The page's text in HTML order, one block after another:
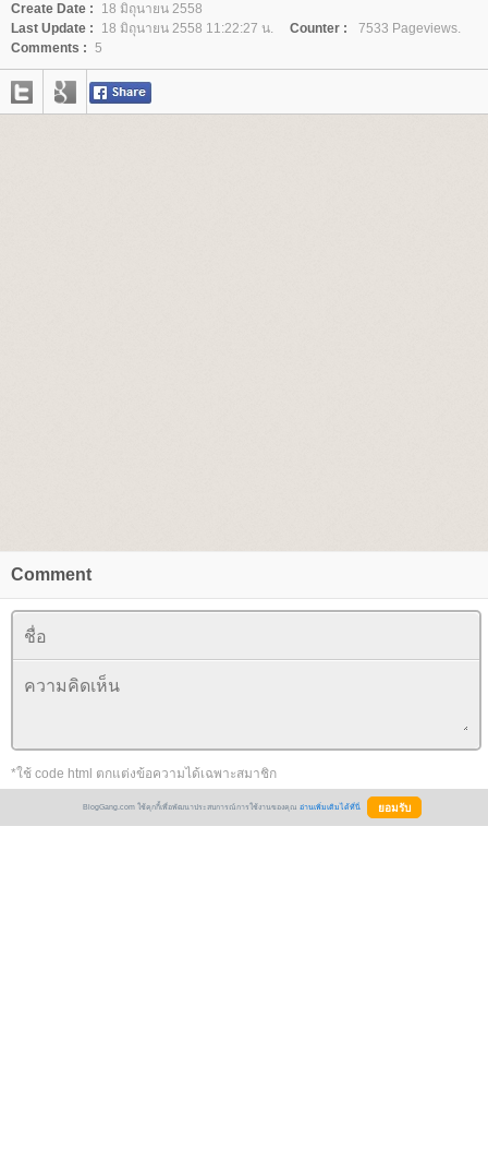
Create Date :
18 มิถุนายน 2558
Last Update :
18 มิถุนายน 2558 11:22:27 น. Counter :
7533 Pageviews.
Comments : 5
Comment
*ใช้ code html ตกแต่งข้อความได้เฉพาะสมาชิก
BlogGang.com ใช้คุกกี้เพื่อพัฒนาประสบการณ์การใช้งานของคุณ อ่านเพิ่มเติมได้ที่นี่